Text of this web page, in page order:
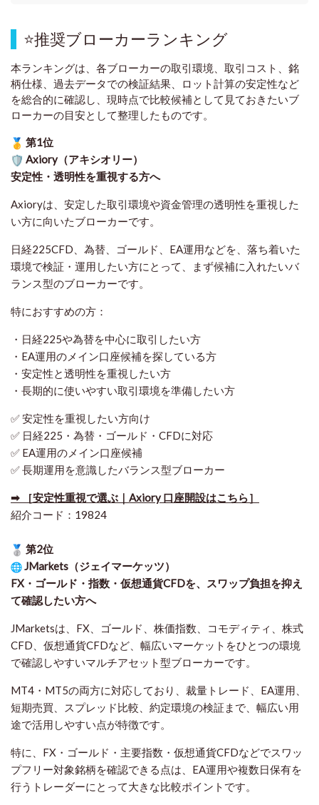
⭐推奨ブローカーランキング
本ランキングは、各ブローカーの取引環境、取引コスト、銘
柄仕様、過去データでの検証結果、ロット計算の安定性など
を総合的に確認し、現時点で比較候補として見ておきたいブ
ローカーの目安として整理したものです。
第1位
Axiory（アキシオリー）
安定性・透明性を重視する方へ
Axioryは、安定した取引環境や資金管理の透明性を重視した
い方に向いたブローカーです。
日経225CFD、為替、ゴールド、EA運用などを、落ち着いた
環境で検証・運用したい方にとって、まず候補に入れたいバ
ランス型のブローカーです。
特におすすめの方：
・日経225や為替を中心に取引したい方
・EA運用のメイン口座候補を探している方
・安定性と透明性を重視したい方
・長期的に使いやすい取引環境を準備したい方
✅ 安定性を重視したい方向け
✅ 日経225・為替・ゴールド・CFDに対応
✅ EA運用のメイン口座候補
✅ 長期運用を意識したバランス型ブローカー
➡ ［安定性重視で選ぶ｜Axiory 口座開設はこちら］
紹介コード：19824
第2位
JMarkets（ジェイマーケッツ）
FX・ゴールド・指数・仮想通貨CFDを、スワップ負担を抑え
て確認したい方へ
JMarketsは、FX、ゴールド、株価指数、コモディティ、株式
CFD、仮想通貨CFDなど、幅広いマーケットをひとつの環境
で確認しやすいマルチアセット型ブローカーです。
MT4・MT5の両方に対応しており、裁量トレード、EA運用、
短期売買、スプレッド比較、約定環境の検証まで、幅広い用
途で活用しやすい点が特徴です。
特に、FX・ゴールド・主要指数・仮想通貨CFDなどでスワッ
プフリー対象銘柄を確認できる点は、EA運用や複数日保有を
行うトレーダーにとって大きな比較ポイントです。